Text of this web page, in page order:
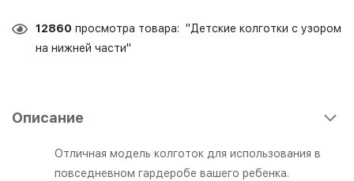
12860 просмотра товара: "Детские колготки с узором
на нижней части"
Описание
Отличная модель колготок для использования в
повседневном гардеробе вашего ребенка.